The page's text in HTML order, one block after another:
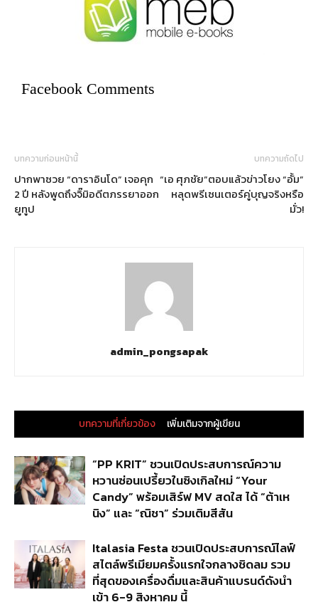
Facebook Comments
บทความก่อนหน้านี้
ปากพาซวย “ดาราอินโด” เจอคุก
2 ปี หลังพูดถึงจิ๊มิอดีตภรรยาออก
ยูทูป
บทความถัดไป
“เอ ศุภชัย”ตอบแล้วข่าวโยง “อั้ม”
หลุดพรีเซนเตอร์คู่บุญจริงหรือ
มั่ว!
admin_pongsapak
บทความที่เกี่ยวข้อง เพิ่มเติมจากผู้เขียน
“PP KRIT” ชวนเปิดประสบการณ์ความ
หวานซ่อนเปรี้ยวในซิงเกิลใหม่ “Your
Candy” พร้อมเสิร์ฟ MV สดใส ได้ “ต้าเห
นิง” และ “ณิชา” ร่วมเติมสีสัน
Italasia Festa ชวนเปิดประสบการณ์ไลฟ์
สไตล์พรีเมียมครั้งแรกใจกลางชิดลม รวม
ที่สุดของเครื่องดื่มและสินค้าแบรนด์ดังนำ
เข้า 6-9 สิงหาคม นี้